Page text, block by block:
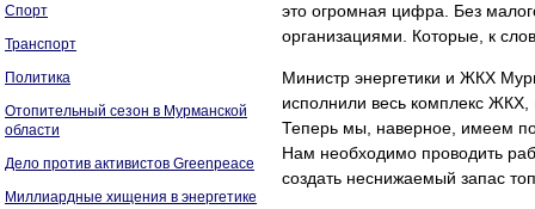
Спорт
Транспорт
Политика
Отопительный сезон в Мурманской
области
Дело против активистов Greenpeace
Миллиардные хищения в энергетике
это огромная цифра. Без
организациями. Которые, к
Министр энергетики и ЖКХ
исполнили весь комплекс ЖКХ,
Теперь мы, наверное, имеем
Нам необходимо проводить
создать неснижаемый запас